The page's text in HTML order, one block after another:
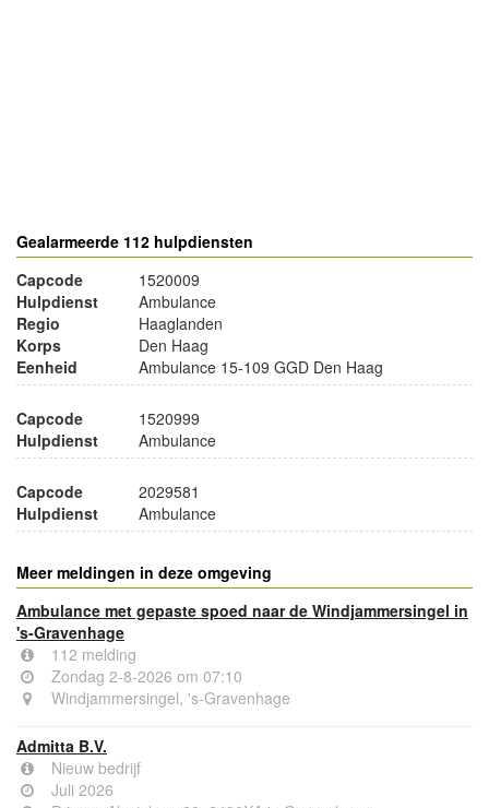
Gealarmeerde 112 hulpdiensten
Capcode
1520009
Hulpdienst
Ambulance
Regio
Haaglanden
Korps
Den Haag
Eenheid
Ambulance 15-109 GGD Den Haag
Capcode
1520999
Hulpdienst
Ambulance
Capcode
2029581
Hulpdienst
Ambulance
Meer meldingen in deze omgeving
Ambulance met gepaste spoed naar de Windjammersingel in
's-Gravenhage
112 melding
Zondag 2-8-2026 om 07:10
Windjammersingel, 's-Gravenhage
Admitta B.V.
Nieuw bedrijf
Juli 2026